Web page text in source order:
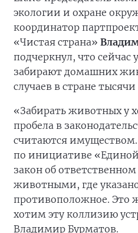
экологии и охране
координатор
«Чистая страна»
подчеркнул, что сейчас
забирают домашних
случаев в стране
«Забирать животных у
пробела в
считаются имуществом.
по инициативе
закон об
животными, где
противоположное. Это
хотим эту коллизию
Владимир Бурматов.